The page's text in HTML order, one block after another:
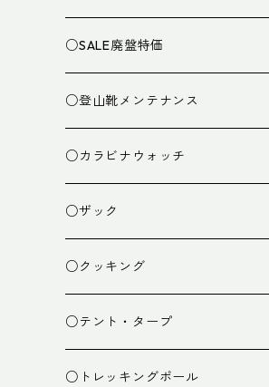
○SALE廃盤特価
○登山靴メンテナンス
○カラビナウォッチ
○ザック
ザック
スタッフバッグ
ザック小物
○クッキング
クッカー
バーナー
○テント・タープ
テント
○トレッキングポール